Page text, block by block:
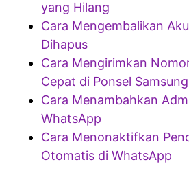
yang Hilang
Cara Mengembalikan
Dihapus
Cara Mengirimkan
Cepat di Ponsel Samsung
Cara Menambahkan
WhatsApp
Cara Menonaktifkan
Otomatis di WhatsApp